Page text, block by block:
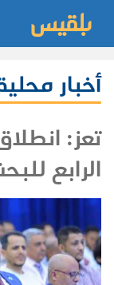
أخبار
تعز:
الرابع